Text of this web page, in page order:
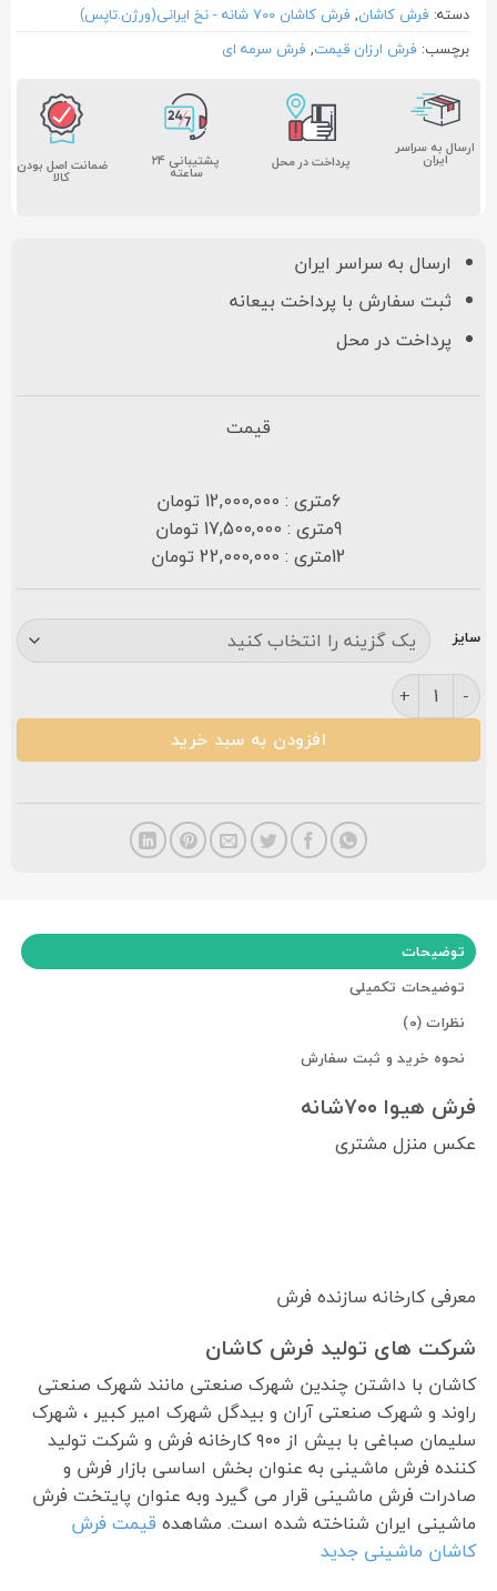
دسته: فرش کاشان, فرش کاشان 700 شانه - نخ ایرانی(ورژن.تاپس)
برچسب: فرش ارزان قیمت, فرش سرمه ای
ارسال به سراسر
ایران پرداخت در محل پشتیبانی ۲۴
ساعته ضمانت اصل بودن
کالا
ارسال به سراسر ایران
ثبت سفارش با پرداخت بیعانه
پرداخت در محل
قیمت
6متری : 12,000,000 تومان
9متری : 17,500,000 تومان
12متری : 22,000,000 تومان
سایز
فرش هیوا ۷۰۰ شانه سرمه ای عدد
افزودن به سبد خرید
توضیحات
توضیحات تکمیلی
نظرات (0)
نحوه خرید و ثبت سفارش
فرش هیوا ۷۰۰شانه
عکس منزل مشتری
معرفی کارخانه سازنده فرش
شرکت های تولید فرش کاشان
کاشان با داشتن چندین شهرک صنعتی مانند شهرک صنعتی
راوند و شهرک صنعتی آران و بیدگل شهرک امیر کبیر ، شهرک
سلیمان صباغی با بیش از ۹۰۰ کارخانه فرش و شرکت تولید
کننده فرش ماشینی به عنوان بخش اساسی بازار فرش و
صادرات فرش ماشینی قرار می گیرد وبه عنوان پایتخت فرش
ماشینی ایران شناخته شده است. مشاهده قیمت فرش
کاشان ماشینی جدید